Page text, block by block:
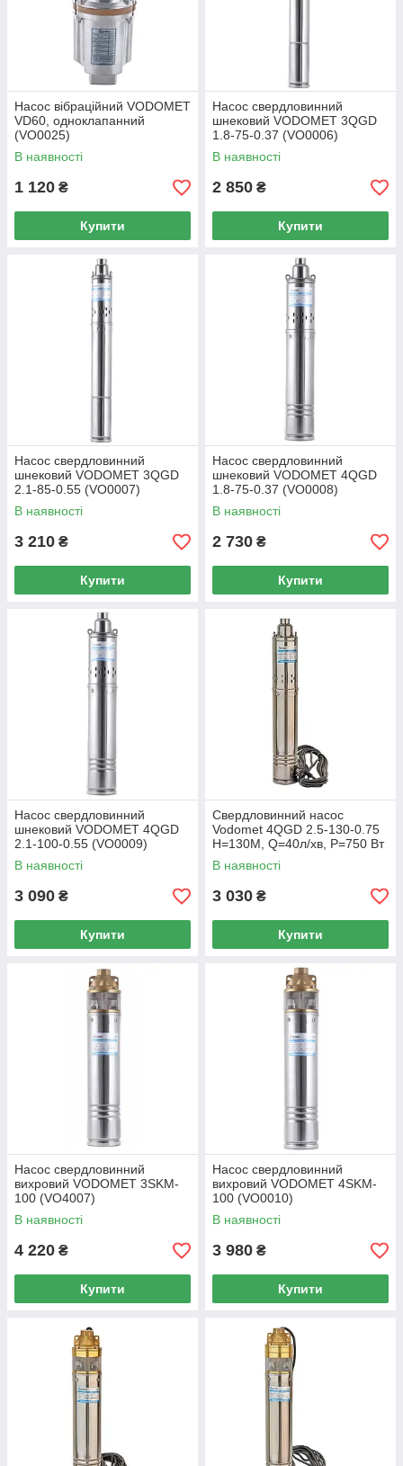
Насос вібраційний VODOMET
VD60, одноклапанний
(VO0025)
В наявності
1 120 ₴
Купити
Насос свердловинний
шнековий VODOMET 3QGD
1.8-75-0.37 (VO0006)
В наявності
2 850 ₴
Купити
Насос свердловинний
шнековий VODOMET 3QGD
2.1-85-0.55 (VO0007)
В наявності
3 210 ₴
Купити
Насос свердловинний
шнековий VODOMET 4QGD
1.8-75-0.37 (VO0008)
В наявності
2 730 ₴
Купити
Насос свердловинний
шнековий VODOMET 4QGD
2.1-100-0.55 (VO0009)
В наявності
3 090 ₴
Купити
Свердловинний насос
Vodomet 4QGD 2.5-130-0.75
Н=130М, Q=40л/хв, P=750 Вт
В наявності
3 030 ₴
Купити
Насос свердловинний
вихровий VODOMET 3SKM-
100 (VO4007)
В наявності
4 220 ₴
Купити
Насос свердловинний
вихровий VODOMET 4SKM-
100 (VO0010)
В наявності
3 980 ₴
Купити